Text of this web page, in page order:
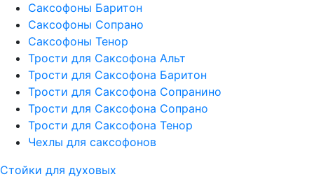
Саксофоны Баритон
Саксофоны Сопрано
Саксофоны Тенор
Трости для Саксофона Альт
Трости для Саксофона Баритон
Трости для Саксофона Сопранино
Трости для Саксофона Сопрано
Трости для Саксофона Тенор
Чехлы для саксофонов
Стойки для духовых